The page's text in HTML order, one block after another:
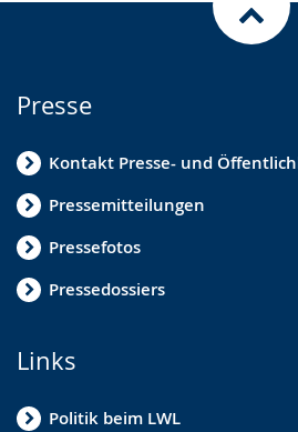
Presse
Kontakt Presse- und
Pressemitteilungen
Pressefotos
Pressedossiers
Links
Politik beim LWL